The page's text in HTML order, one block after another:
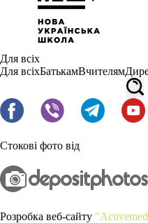
Для всіх
Для всіхБатькамВчителям
Стокові фото від
Розробка веб-сайту